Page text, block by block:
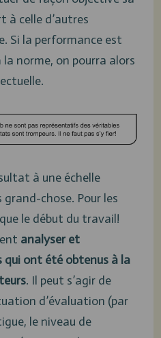
à celle d’autres
Si la performance est
norme, on pourra alors
à une échelle
chose. Pour les
le début du travail!
analyser et
ont été obtenus à la
. Il peut s’agir de
d’évaluation (par
le niveau de